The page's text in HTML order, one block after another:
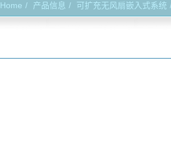
Home 产品信息 可扩充无风扇嵌入式系统